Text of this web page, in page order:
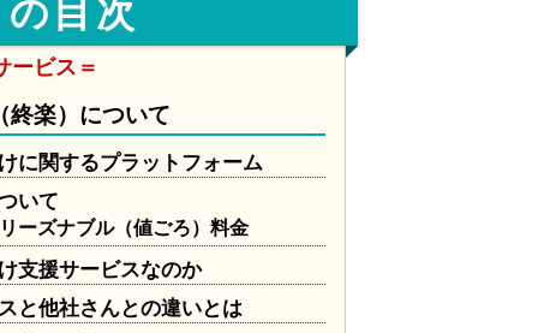
目次
ービス＝
終楽）について
に関するプラットフォーム
いて
ーズナブル（値ごろ）料金
支援サービスなのか
と他社さんとの違いとは